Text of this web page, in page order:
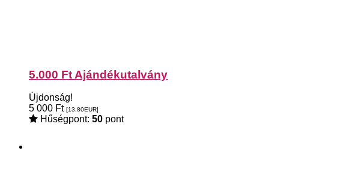
5.000 Ft Ajándékutalvány
Újdonság!
5 000 Ft [13.80EUR]
Hűségpont: 50 pont